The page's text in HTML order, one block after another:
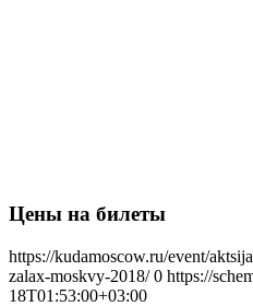
Цены на билеты
https://kudamoscow.ru/event/
zalax-moskvy-2018/ 0 https://
18T01:53:00+03:00